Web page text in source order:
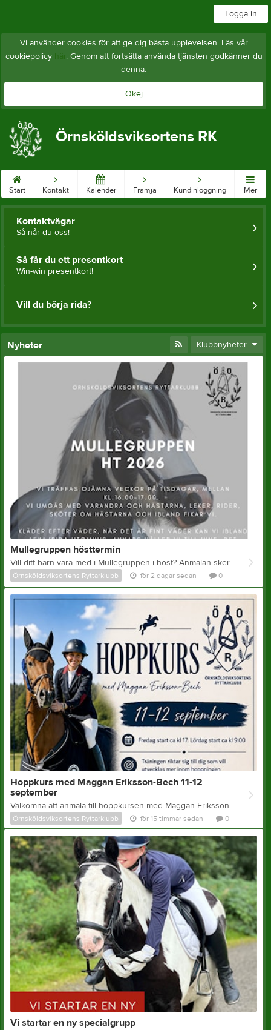
Logga in
Vi använder cookies för att ge dig bästa upplevelsen. Läs vår
cookiepolicy här. Genom att fortsätta använda tjänsten godkänner du
denna.
Okej
Örnsköldsviksortens RK
Start Kontakt Kalender Främja Kundinloggning Mer
Kontaktvägar
Så når du oss!
Så får du ett presentkort
Win-win presentkort!
Vill du börja rida?
Nyheter Klubbnyheter
Mullegruppen hösttermin
Vill ditt barn vara med i Mullegruppen i höst? Anmälan sker till emma.holstrom-oberg@ryttarklubben.se
Örnsköldsviksortens Ryttarklubb för 2 dagar sedan 0
Hoppkurs med Maggan Eriksson-Bech 11-12
september
Välkomna att anmäla till hoppkursen med Maggan Eriksson-Bech 11-12 september
Örnsköldsviksortens Ryttarklubb för 15 timmar sedan 0
Vi startar en ny specialgrupp